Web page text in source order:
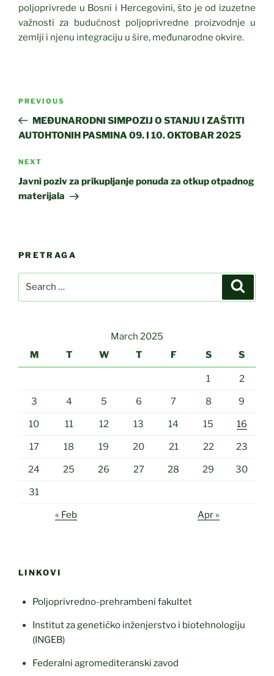
poljoprivrede u Bosni i Hercegovini, što je od izuzetne
važnosti za budućnost poljoprivredne proizvodnje u
zemlji i njenu integraciju u šire, međunarodne okvire.
Previous
Post
PREVIOUS
MEĐUNARODNI SIMPOZIJ O STANJU I ZAŠTITI
AUTOHTONIH PASMINA 09. I 10. OKTOBAR 2025
Next
Post
NEXT
Javni poziv za prikupljanje ponuda za otkup otpadnog
materijala
PRETRAGA
March 2025
M
T W T F S S
1 2
3 4 5 6 7 8 9
10 11 12 13 14 15 16
17 18 19 20 21 22 23
24 25 26 27 28 29 30
31
« Feb Apr »
LINKOVI
Poljoprivredno-prehrambeni fakultet
Institut za genetičko inženjerstvo i biotehnologiju
(INGEB)
Federalni agromediteranski zavod